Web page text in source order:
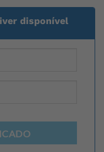
disponível